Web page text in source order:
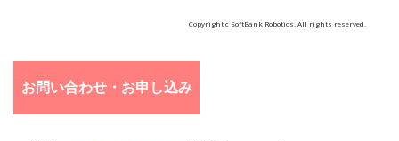
Copyright c SoftBank Robotics. All rights reserved.
お問い合わせ・お申し込み